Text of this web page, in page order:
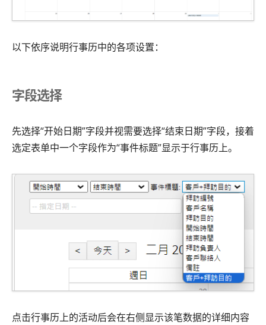
以下依序说明行事历中的各项设置：
字段选择
先选择“开始日期”字段并视需要选择“结束日期”字段，接着
选定表单中一个字段作为“事件标题”显示于行事历上。
点击行事历上的活动后会在右侧显示该笔数据的详细内容